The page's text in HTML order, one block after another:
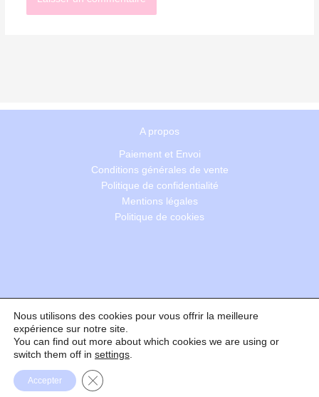
A propos
Paiement et Envoi
Conditions générales de vente
Politique de confidentialité
Mentions légales
Politique de cookies
Recherche
Nous utilisons des cookies pour vous offrir la meilleure
expérience sur notre site.
You can find out more about which cookies we are using or
switch them off in settings
Accepter Fermer la bannière des cookies GDPR